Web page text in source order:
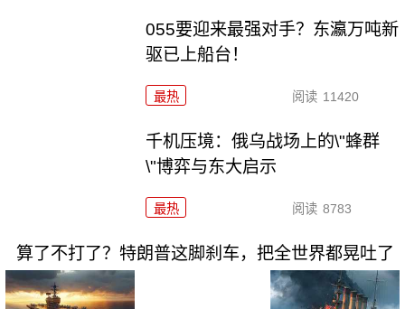
055要迎来最强对手？东瀛万吨新
驱已上船台！
最热 阅读 11420
千机压境：俄乌战场上的\"蜂群
\"博弈与东大启示
最热 阅读 8783
算了不打了？特朗普这脚刹车，把全世界都晃吐了